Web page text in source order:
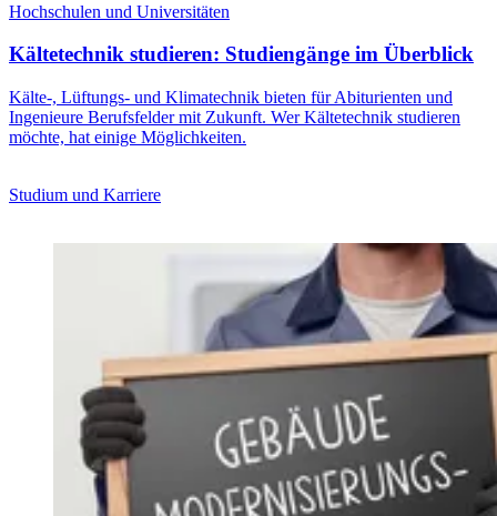
Hochschulen und Universitäten
Kältetechnik studieren: Studiengänge im Überblick
Kälte-, Lüftungs- und Klimatechnik bieten für Abiturienten und
Ingenieure Berufsfelder mit Zukunft. Wer Kältetechnik studieren
möchte, hat einige Möglichkeiten.
Studium und Karriere